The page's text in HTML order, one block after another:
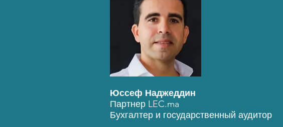
Юссеф Наджеддин
Партнер LEC.ma
Бухгалтер и государственный аудитор